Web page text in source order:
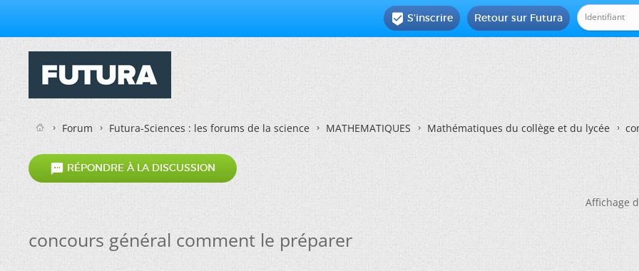
Retour sur Futura
 S'inscrire
Forum Futura-Sciences : les forums de la science MATHEMATIQUES Mathématiques du collège et du lycée
 RÉPONDRE À LA DISCUSSION
Affichage
concours général comment le préparer